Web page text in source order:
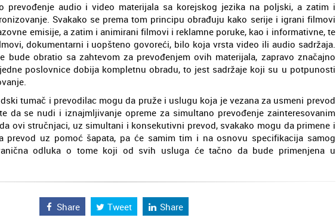
prevođenje audio i video materijala sa korejskog jezika na poljski, a zatim i
Svakako se prema tom principu obrađuju kako serije i igrani filmovi
emisije, a zatim i animirani filmovi i reklamne poruke, kao i informativne, te
dokumentarni i uopšteno govoreći, bilo koja vrsta video ili audio sadržaja.
bude obratio sa zahtevom za prevođenjem ovih materijala, zapravo značajno
poslovnice dobija kompletnu obradu, to jest sadržaje koji su u potpunosti
tumač i prevodilac mogu da pruže i uslugu koja je vezana za usmeni prevod
da se nudi i iznajmljivanje opreme za simultano prevođenje zainteresovanim
ovi stručnjaci, uz simultani i konsekutivni prevod, svakako mogu da primene i
prevod uz pomoć šapata, pa će samim tim i na osnovu specifikacija samog
odluka o tome koji od svih usluga će tačno da bude primenjena u
Share Tweet Share